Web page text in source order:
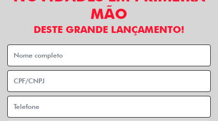
MÃO
DESTE GRANDE LANÇAMENTO!